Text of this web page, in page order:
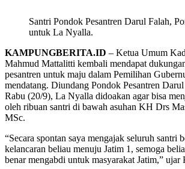
Santri Pondok Pesantren Darul Falah,
untuk La Nyalla.
KAMPUNGBERITA.ID – Ketua Umum
Mahmud Mattalitti kembali mendapat
pesantren untuk maju dalam Pemilihan
mendatang. Diundang Pondok Pesantren
Rabu (20/9), La Nyalla didoakan agar bisa
oleh ribuan santri di bawah asuhan KH Drs
MSc.
“Secara spontan saya mengajak seluruh santri
kelancaran beliau menuju Jatim 1, semoga
benar mengabdi untuk masyarakat Jatim,”